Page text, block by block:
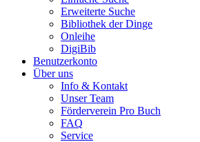
Erweiterte Suche
Bibliothek der Dinge
Onleihe
DigiBib
Benutzerkonto
Über uns
Info & Kontakt
Unser Team
Förderverein Pro Buch
FAQ
Service